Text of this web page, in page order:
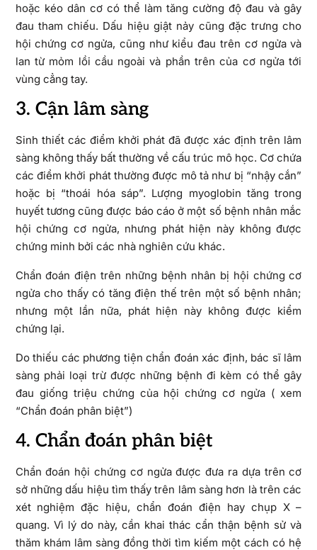
hoặc kéo dân cơ có thể làm tăng cường độ đau và gây
đau tham chiếu. Dấu hiệu giật nảy cũng đặc trưng cho
hội chứng cơ ngửa, cũng như kiểu đau trên cơ ngửa và
lan từ mỏm lồi cầu ngoài và phần trên của cơ ngửa tới
vùng cẳng tay.
3. Cận lâm sàng
Sinh thiết các điểm khởi phát đã được xác định trên lâm
sàng không thấy bất thường về cấu trúc mô học. Cơ chứa
các điểm khởi phát thường được mô tả như bị “nhậy cắn”
hoặc bị “thoái hóa sáp”. Lượng myoglobin tăng trong
huyết tương cũng được báo cáo ở một số bệnh nhân mắc
hội chứng cơ ngửa, nhưng phát hiện này không được
chứng minh bởi các nhà nghiên cứu khác.
Chẩn đoán điện trên những bệnh nhân bị hội chứng cơ
ngửa cho thấy có tăng điện thế trên một số bệnh nhân;
nhưng một lần nữa, phát hiện này không được kiểm
chứng lại.
Do thiếu các phương tiện chẩn đoán xác định, bác sĩ lâm
sàng phải loại trừ được những bệnh đi kèm có thể gây
đau giống triệu chứng của hội chứng cơ ngửa ( xem
“Chẩn đoán phân biệt”)
4. Chẩn đoán phân biệt
Chẩn đoán hội chứng cơ ngửa được đưa ra dựa trên cơ
sở những dấu hiệu tìm thấy trên lâm sàng hơn là trên các
xét nghiệm đặc hiệu, chẩn đoán điện hay chụp X –
quang. Vì lý do này, cần khai thác cẩn thận bệnh sử và
thăm khám lâm sàng đồng thời tìm kiếm một cách có hệ